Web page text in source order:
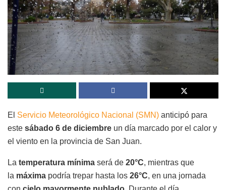
El Servicio Meteorológico Nacional (SMN) anticipó para
este sábado 6 de diciembre un día marcado por el calor y
el viento en la provincia de San Juan.
La temperatura mínima será de 20°C, mientras que
la máxima podría trepar hasta los 26°C, en una jornada